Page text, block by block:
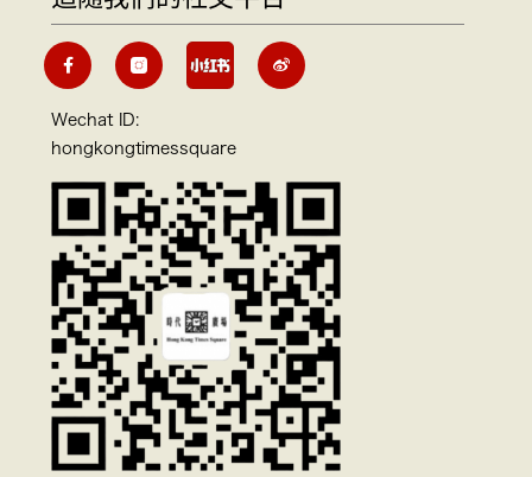
Wechat ID:
hongkongtimessquare